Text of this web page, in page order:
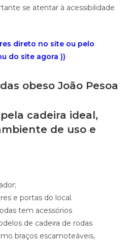
se atentar à acessibilidade
direto no site ou pelo
do site agora ))
obeso João Pesoa
cadeira ideal,
de uso e
e portas do local.
tem acessórios
de cadeira de rodas
braços escamoteáveis,